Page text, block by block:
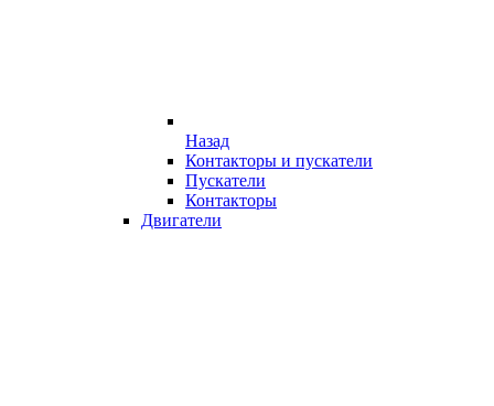
Назад
Контакторы и пускатели
Пускатели
Контакторы
Двигатели